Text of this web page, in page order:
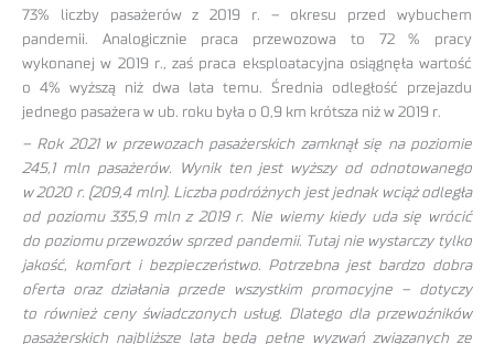
73% liczby pasażerów z 2019 r. – okresu przed wybuchem
pandemii. Analogicznie praca przewozowa to 72 % pracy
wykonanej w 2019 r., zaś praca eksploatacyjna osiągnęła wartość
o 4% wyższą niż dwa lata temu. Średnia odległość przejazdu
jednego pasażera w ub. roku była o 0,9 km krótsza niż w 2019 r.
– Rok 2021 w przewozach pasażerskich zamknął się na poziomie
245,1 mln pasażerów. Wynik ten jest wyższy od odnotowanego
w 2020 r. (209,4 mln). Liczba podróżnych jest jednak wciąż odległa
od poziomu 335,9 mln z 2019 r. Nie wiemy kiedy uda się wrócić
do poziomu przewozów sprzed pandemii. Tutaj nie wystarczy tylko
jakość, komfort i bezpieczeństwo. Potrzebna jest bardzo dobra
oferta oraz działania przede wszystkim promocyjne – dotyczy
to również ceny świadczonych usług. Dlatego dla przewoźników
pasażerskich najbliższe lata będą pełne wyzwań związanych ze